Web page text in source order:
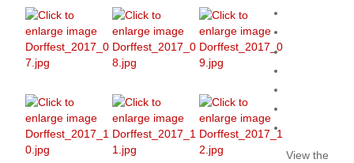
View the